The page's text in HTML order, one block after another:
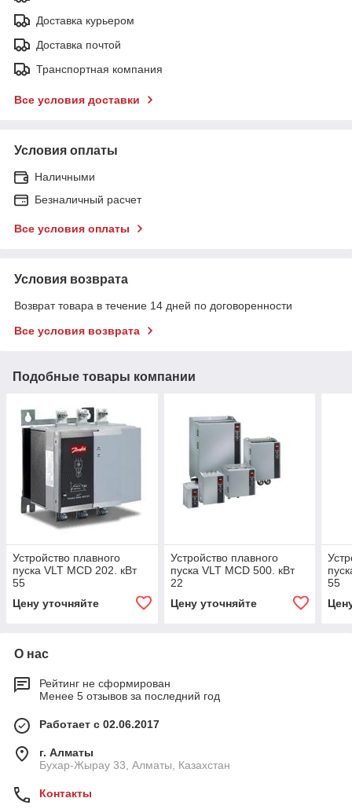
Доставка курьером
Доставка почтой
Транспортная компания
Все условия доставки
Условия оплаты
Наличными
Безналичный расчет
Все условия оплаты
Условия возврата
Возврат товара в течение 14 дней по договоренности
Все условия возврата
Подобные товары компании
Устройство плавного
пуска VLT MCD 202. кВт
55
Цену уточняйте
Устройство плавного
пуска VLT MCD 500. кВт
22
Цену уточняйте
55
О нас
Рейтинг не сформирован
Менее 5 отзывов за последний год
Работает с 02.06.2017
г. Алматы
Бухар-Жырау 33, Алматы, Казахстан
Контакты